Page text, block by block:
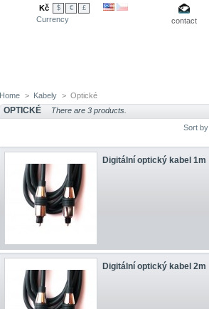
Kč $ € £
Currency contact
Home > Kabely > Optické
OPTICKÉ There are 3 products.
Sort by
Digitální optický kabel 1m
Digitální optický kabel 2m